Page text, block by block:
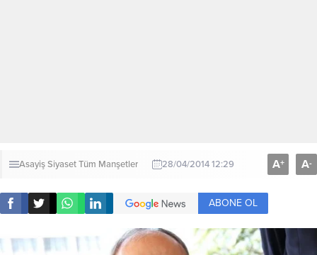
AsayişSiyasetTüm Manşetler 28/04/2014 12:29 A+ A-
ABONE OL